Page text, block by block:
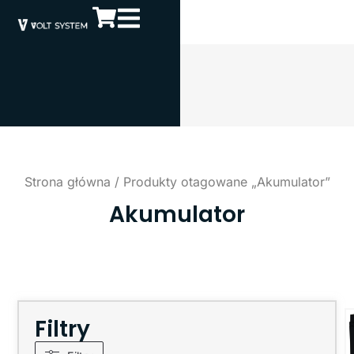
Strona główna / Produkty otagowane „Akumulator”
Akumulator
Filtry